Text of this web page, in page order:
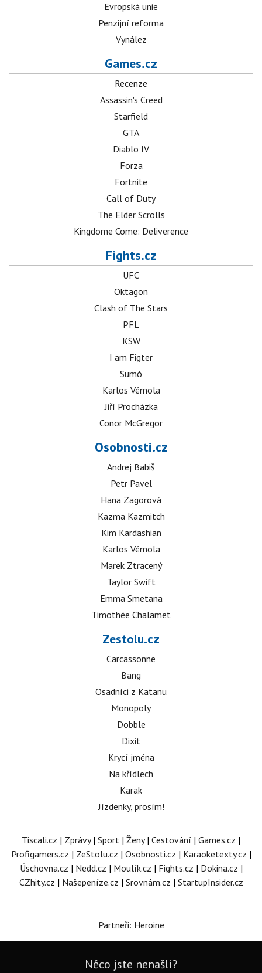
Evropská unie
Penzijní reforma
Vynález
Games.cz
Recenze
Assassin's Creed
Starfield
GTA
Diablo IV
Forza
Fortnite
Call of Duty
The Elder Scrolls
Kingdome Come: Deliverence
Fights.cz
UFC
Oktagon
Clash of The Stars
PFL
KSW
I am Figter
Sumó
Karlos Vémola
Jiří Procházka
Conor McGregor
Osobnosti.cz
Andrej Babiš
Petr Pavel
Hana Zagorová
Kazma Kazmitch
Kim Kardashian
Karlos Vémola
Marek Ztracený
Taylor Swift
Emma Smetana
Timothée Chalamet
Zestolu.cz
Carcassonne
Bang
Osadníci z Katanu
Monopoly
Dobble
Dixit
Krycí jména
Na křídlech
Karak
Jízdenky, prosím!
Tiscali.cz | Zprávy| Sport | Ženy| Cestování | Games.cz |
Profigamers.cz | ZeStolu.cz | Osobnosti.cz | Karaoketexty.cz |
Úschovna.cz | Nedd.cz | Moulík.cz | Fights.cz | Dokina.cz |
CZhity.cz | Našepeníze.cz | Srovnám.cz | StartupInsider.cz
Partneři: Heroine
Něco jste nenašli?